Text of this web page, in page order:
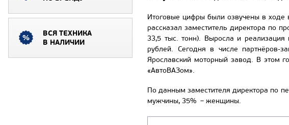
ВСЯ ТЕХНИКА
В НАЛИЧИИ
Итоговые цифры были озвучены в ходе
рассказал заместитель директора по
33,5 тыс. тонн). Выросла и
рублей. Сегодня в числе партнёров-
Ярославский моторный завод. В этом
«АвтоВАЗом».
По данным заместителя директора по
мужчины, 35% – женщины.